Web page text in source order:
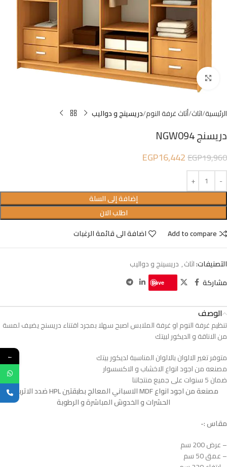
Click to enlarge
الرئيسية اثاث أثاث غرفة النوم دريسينج و دواليب
دريسنج NGW094
EGP19,960
EGP16,442
إضافة إلى السلة
اطلب الان
Add to compare
اضافة الى قائمة الرغبات
التصنيفات:اثاث, دريسينج و دواليب
مشاركة
Save
الوصف
تنظيم غرفة النوم او غرفة الملابس اصبح سهلا بمجرد اقتناء دريسنج يضيف لمسة
من الاناقة و الديكور لبيتك
متوفر تغير الالوان بالالوان المناسبة لديكور بيتك
مصنعه من اجود انواع الاخشاب و الاكسسوار
ضمان 5 سنوات على جميع منتجاتنا
مصنعة من اجود انواع MDF الاسباني المعالج بطبقتين HPL ضدد الاتربة و
الحشرات و الخدوش المباشرة و الرطوبة
مقاس :-
– عرض 200 سم
– عمق 50 سم
←